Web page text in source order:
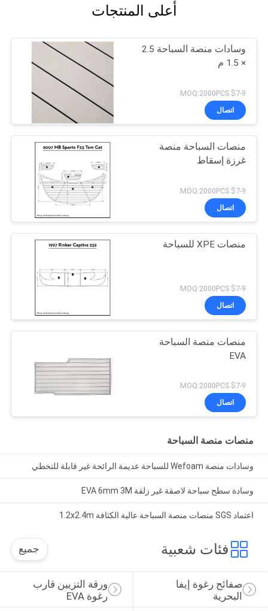
أعلى المنتجات
وسادات منصة السباحة 2.5
× 1.5 م
$7-9 MOQ:2000PCS
اتصال
منصات السباحة منصة
غرزة إسقاط
$7-9 MOQ:2000PCS
اتصال
منصات XPE للسباحة
$7-9 MOQ:2000PCS
اتصال
منصات منصة السباحة
EVA
$7-9 MOQ:2000PCS
اتصال
منصات منصة السباحة
وسادات منصة Wefoam للسباحة عديمة الرائحة غير قابلة للتخطي
وسادة سطح سباحة لاصقة غير زلقة EVA 6mm 3M
اعتماد SGS منصات منصة السباحة عالية الكثافة 1.2x2.4m
فئات شعبية جميع
ورقة التزيين قارب
رغوة EVA
صفائح رغوة إيفا
البحرية